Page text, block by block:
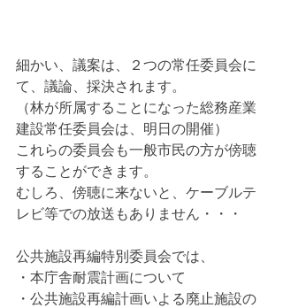
細かい、議案は、２つの常任委員会に
て、議論、採決されます。
（林が所属することになった総務産業
建設常任委員会は、明日の開催）
これらの委員会も一般市民の方が傍聴
することができます。
むしろ、傍聴に来ないと、ケーブルテ
レビ等での放送もありません・・・
公共施設再編特別委員会では、
・本庁舎耐震計画について
・公共施設再編計画いよる廃止施設の